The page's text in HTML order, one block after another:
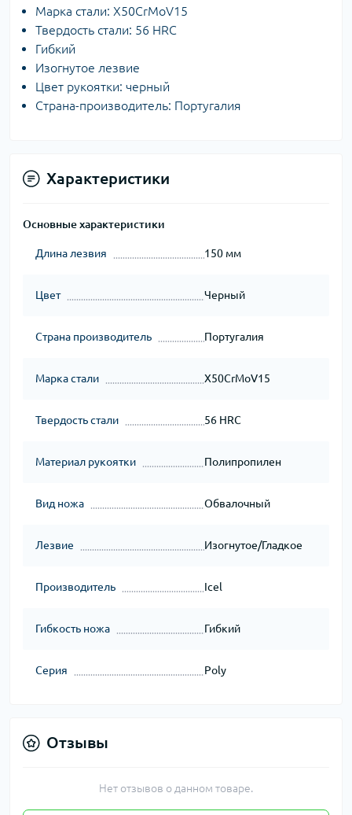
Марка стали: X50CrMoV15
Твердость стали: 56 HRC
Гибкий
Изогнутое лезвие
Цвет рукоятки: черный
Страна-производитель: Португалия
Характеристики
Основные характеристики
Длина лезвия 150 мм
Цвет Черный
Страна производитель Португалия
Марка стали X50CrMoV15
Твердость стали 56 HRC
Материал рукоятки Полипропилен
Вид ножа Обвалочный
Лезвие Изогнутое/Гладкое
Производитель Icel
Гибкость ножа Гибкий
Серия Poly
Отзывы
Нет отзывов о данном товаре.